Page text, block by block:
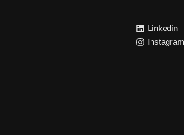
Linkedin
Instagram